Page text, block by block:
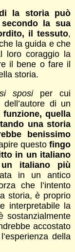
la storia può
la sua
il tessuto,
la guida e che
loro coraggio la
il bene o fare il
storia.
sposiper cui
di un
quella
una storia
benissimo
questofingo
in un italiano
italiano più
in un antico
che l’intento
storia, è proprio
interpretabile la
sostanzialmente
accostato
della